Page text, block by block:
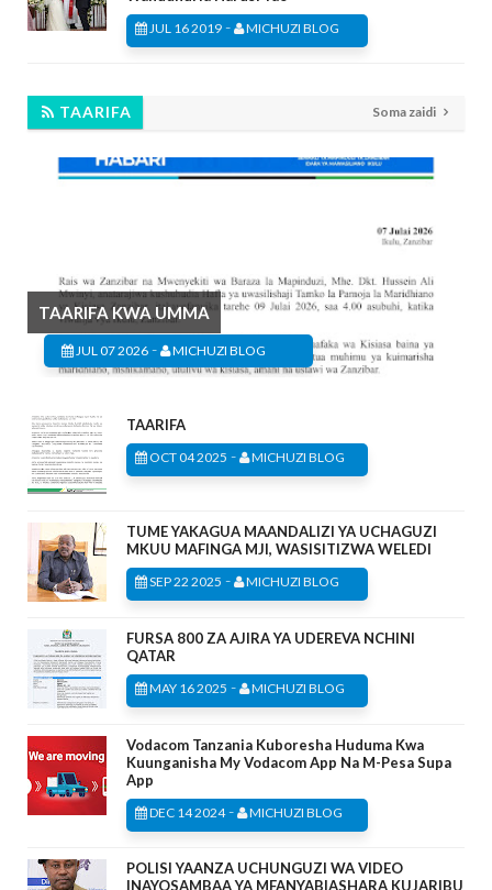
JUL 16 2019 - MICHUZI BLOG
TAARIFA Soma zaidi
TAARIFA KWA UMMA
JUL 07 2026 - MICHUZI BLOG
TAARIFA
OCT 04 2025 - MICHUZI BLOG
TUME YAKAGUA MAANDALIZI YA UCHAGUZI
MKUU MAFINGA MJI, WASISITIZWA WELEDI
SEP 22 2025 - MICHUZI BLOG
FURSA 800 ZA AJIRA YA UDEREVA NCHINI
QATAR
MAY 16 2025 - MICHUZI BLOG
Vodacom Tanzania Kuboresha Huduma Kwa
Kuunganisha My Vodacom App Na M-Pesa Supa
App
DEC 14 2024- MICHUZI BLOG
POLISI YAANZA UCHUNGUZI WA VIDEO
INAYOSAMBAA YA MFANYABIASHARA KUJARIBU